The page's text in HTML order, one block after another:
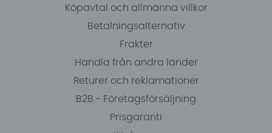
Köpavtal och allmänna villkor
Betalningsalternativ
Frakter
Handla från andra länder
Returer och reklamationer
B2B - Företagsförsäljning
Prisgaranti